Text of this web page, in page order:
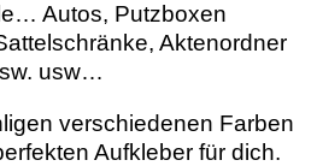
Autos, Putzboxen
Aktenordner
usw…
verschiedenen Farben
Aufkleber für dich.